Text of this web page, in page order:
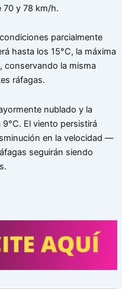
70 y 78 km/h.
parcialmente
hasta los 15°C, la máxima
conservando la misma
ráfagas.
nublado y la
El viento persistirá
en la velocidad —
seguirán siendo